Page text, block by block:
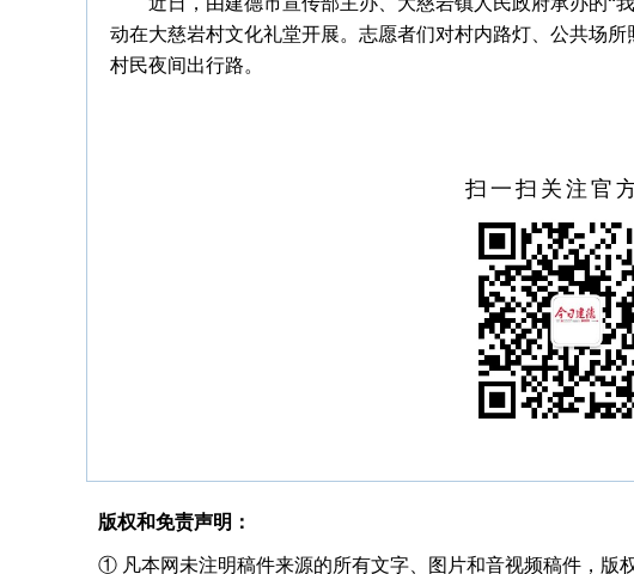
动在大慈岩村文化礼堂开展。志愿者们对村内路灯、公共场
村民夜间出行路。
扫一扫关注官
版权和免责声明：
① 凡本网未注明稿件来源的所有文字、图片和音视频稿件，版